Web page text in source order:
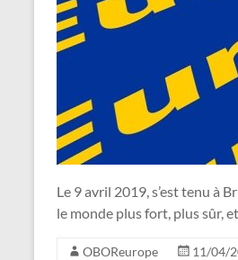
Le 9 avril 2019, s’est tenu à
le monde plus fort, plus sûr,
OBOReurope 11/04/